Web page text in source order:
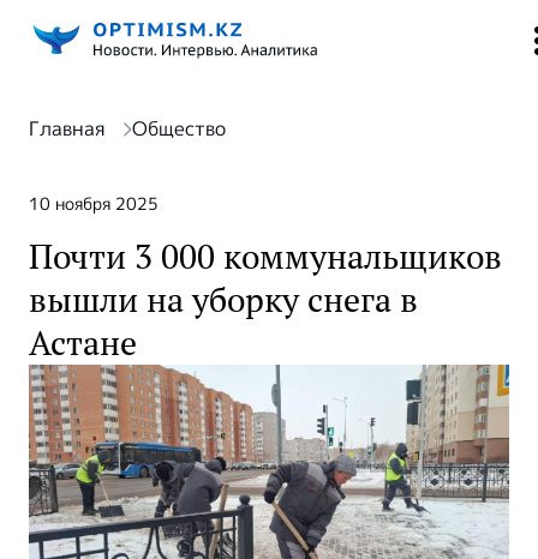
Главная Общество
10 ноября 2025
Почти 3 000 коммунальщиков
вышли на уборку снега в
Астане